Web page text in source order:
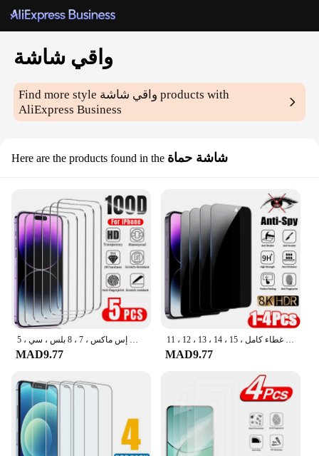
واقي شاشة
Find more style واقي شاشة products with
AliExpress Business
Here are the products found in the شاشة حماة
زجاج مقوى واقي لهاتف آيفون 14 ، 13 ، 12 ، 11 ، 15 برو ماكس ، ميني إكس آر ، إكس ، إكس إس ماكس ، 7 ، 8 بلس ، سي ، 5
MAD9.77
زجاج مقسى مضاد للتجسس للآيفون ، واقي شاشة خصوصية ، غطاء كامل ، 15 ، 14 ، 13 ، 12 ، 11Pro Max ، X ، XS ، XR ، 1-4
MAD9.77